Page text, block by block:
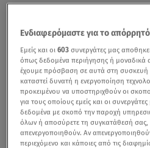
Ενδιαφερόμαστε για το
Εμείς και οι603 συνεργάτες μας
όπως δεδομένα περιήγησης ή μοναδικά
έχουμε πρόσβαση σε αυτά στη συσκευή
καταστεί δυνατή η ενεργοποίηση
προκειμένου να υποστηριχθούν οι
για τους οποίους εμείς και οι
δεδομένα με σκοπό την παροχή
όλων ή αποσύρετε τη συγκατάθεσή σας,
απενεργοποιηθούν. Αν
περιεχόμενο και κάποιες από τις